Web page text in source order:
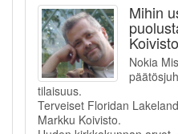
Mihin
Koivisto
Nokia
tilaisuus.
Terveiset Floridan
Markku Koivisto.